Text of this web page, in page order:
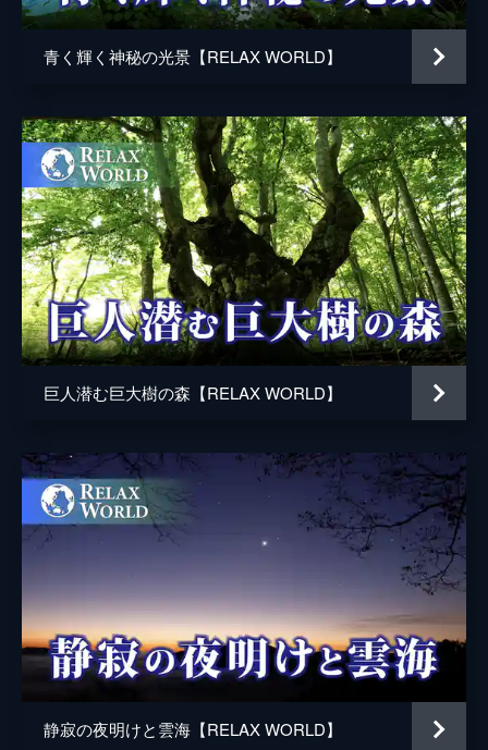
青く輝く神秘の光景【RELAX WORLD】
巨人潜む巨大樹の森【RELAX WORLD】
静寂の夜明けと雲海【RELAX WORLD】